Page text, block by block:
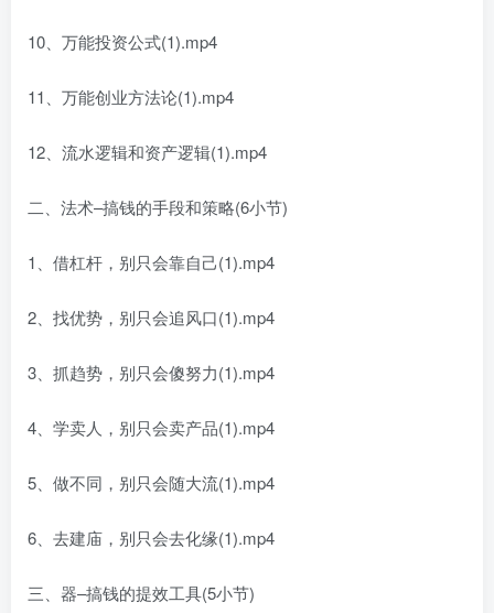
10、万能投资公式(1).mp4
11、万能创业方法论(1).mp4
12、流水逻辑和资产逻辑(1).mp4
二、法术–搞钱的手段和策略(6小节)
1、借杠杆，别只会靠自己(1).mp4
2、找优势，别只会追风口(1).mp4
3、抓趋势，别只会傻努力(1).mp4
4、学卖人，别只会卖产品(1).mp4
5、做不同，别只会随大流(1).mp4
6、去建庙，别只会去化缘(1).mp4
三、器–搞钱的提效工具(5小节)